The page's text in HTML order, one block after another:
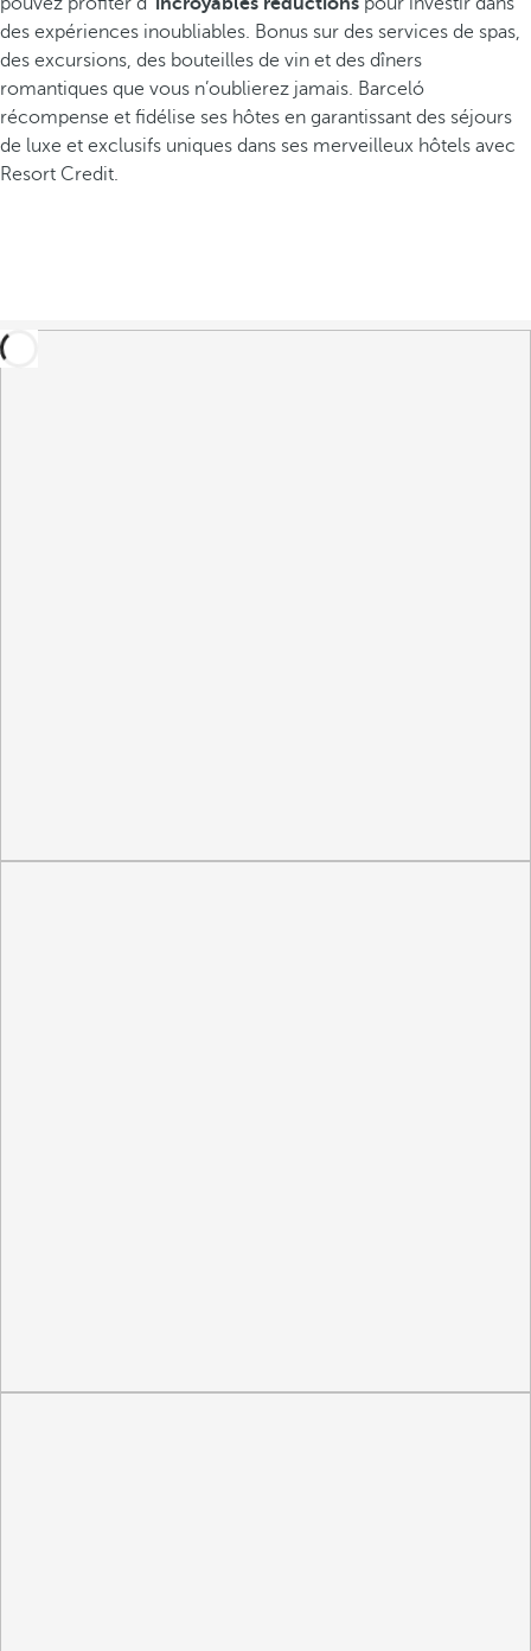
des expériences inoubliables. Bonus sur des services de spas,
des excursions, des bouteilles de vin et des dîners
romantiques que vous n’oublierez jamais. Barceló
récompense et fidélise ses hôtes en garantissant des séjours
de luxe et exclusifs uniques dans ses merveilleux hôtels avec
Resort Credit.